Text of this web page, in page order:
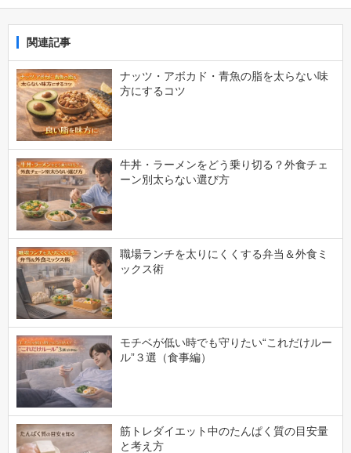
関連記事
ナッツ・アボカド・青魚の脂を太らない味
方にするコツ
牛丼・ラーメンをどう乗り切る？外食チェ
ーン別太らない選び方
職場ランチを太りにくくする弁当＆外食ミ
ックス術
モチベが低い時でも守りたい“これだけルー
ル”３選（食事編）
筋トレダイエット中のたんぱく質の目安量
と考え方